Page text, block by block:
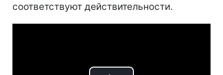
соответствуют действительности.